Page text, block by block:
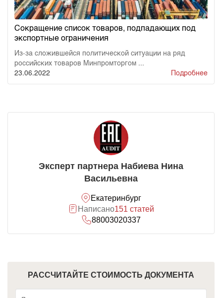
Сокращение список товаров, подпадающих под
экспортные ограничения
Из-за сложившейся политической ситуации на ряд
российских товаров Минпромторгом ...
23.06.2022
Подробнее
Эксперт партнера Набиева Нина
Васильевна
Екатеринбург
Написано151 статей
88003020337
РАССЧИТАЙТЕ СТОИМОСТЬ ДОКУМЕНТА